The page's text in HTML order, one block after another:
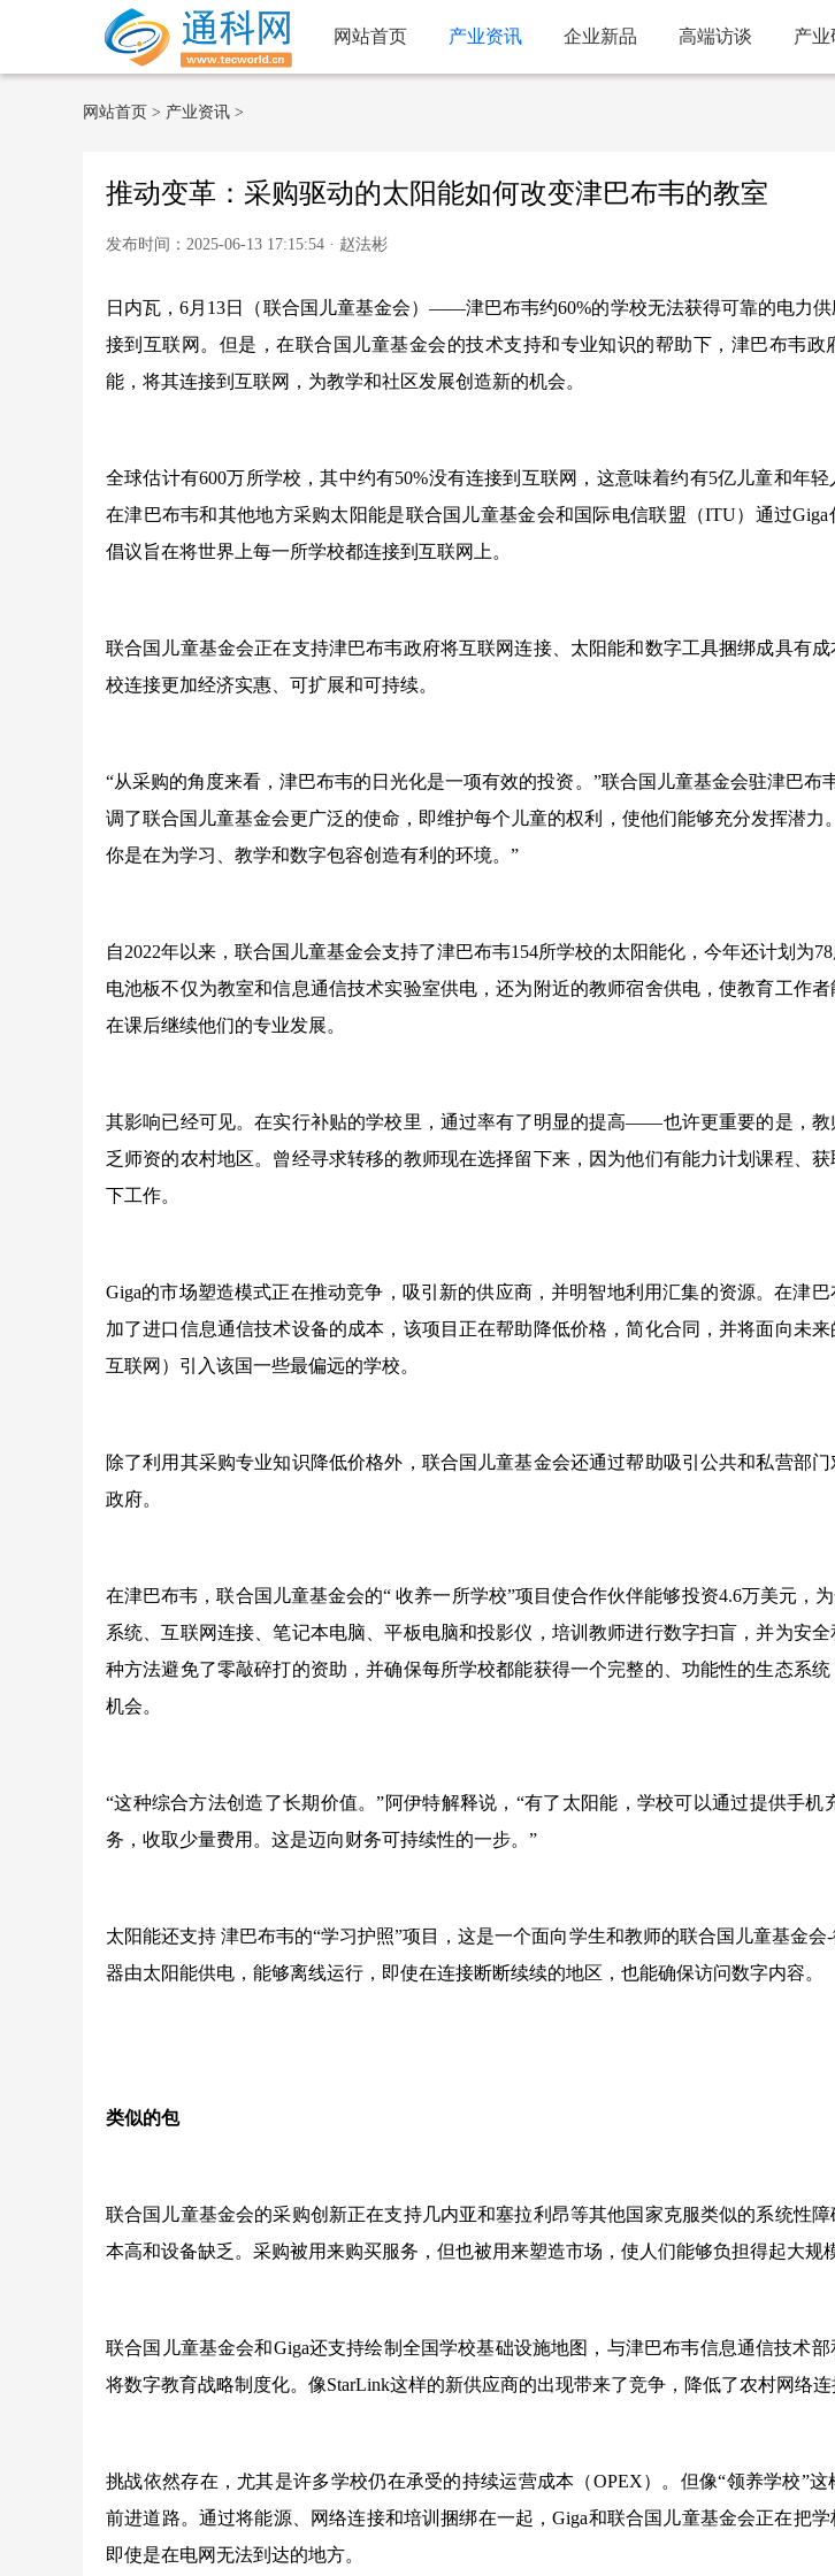
网站首页 产业资讯 企业新品 高端访谈 产业
网站首页 > 产业资讯 >
推动变革：采购驱动的太阳能如何改变津巴布韦的教室
发布时间：2025-06-13 17:15:54 · 赵法彬
日内瓦，6月13日（联合国儿童基金会）——津巴布韦约60%的学校无法获得可靠的电力
接到互联网。但是，在联合国儿童基金会的技术支持和专业知识的帮助下，津巴布韦政
能，将其连接到互联网，为教学和社区发展创造新的机会。
全球估计有600万所学校，其中约有50%没有连接到互联网，这意味着约有5亿儿童和年轻
在津巴布韦和其他地方采购太阳能是联合国儿童基金会和国际电信联盟（ITU）通过
倡议旨在将世界上每一所学校都连接到互联网上。
联合国儿童基金会正在支持津巴布韦政府将互联网连接、太阳能和数字工具捆绑成具有
校连接更加经济实惠、可扩展和可持续。
“从采购的角度来看，津巴布韦的日光化是一项有效的投资。”联合国儿童基金会驻津巴布
调了联合国儿童基金会更广泛的使命，即维护每个儿童的权利，使他们能够充分发挥潜力
你是在为学习、教学和数字包容创造有利的环境。”
自2022年以来，联合国儿童基金会支持了津巴布韦154所学校的太阳能化，今年还计划为
电池板不仅为教室和信息通信技术实验室供电，还为附近的教师宿舍供电，使教育工作
在课后继续他们的专业发展。
其影响已经可见。在实行补贴的学校里，通过率有了明显的提高——也许更重要的是，
乏师资的农村地区。曾经寻求转移的教师现在选择留下来，因为他们有能力计划课程、
下工作。
Giga的市场塑造模式正在推动竞争，吸引新的供应商，并明智地利用汇集的资源。在津
加了进口信息通信技术设备的成本，该项目正在帮助降低价格，简化合同，并将面向未
互联网）引入该国一些最偏远的学校。
除了利用其采购专业知识降低价格外，联合国儿童基金会还通过帮助吸引公共和私营部
政府。
在津巴布韦，联合国儿童基金会的“ 收养一所学校”项目使合作伙伴能够投资4.6万美元，
系统、互联网连接、笔记本电脑、平板电脑和投影仪，培训教师进行数字扫盲，并为安
种方法避免了零敲碎打的资助，并确保每所学校都能获得一个完整的、功能性的生态系
机会。
“这种综合方法创造了长期价值。”阿伊特解释说，“有了太阳能，学校可以通过提供手机
务，收取少量费用。这是迈向财务可持续性的一步。”
太阳能还支持 津巴布韦的“学习护照”项目，这是一个面向学生和教师的联合国儿童基金
器由太阳能供电，能够离线运行，即使在连接断断续续的地区，也能确保访问数字内容。
类似的包
联合国儿童基金会的采购创新正在支持几内亚和塞拉利昂等其他国家克服类似的系统性
本高和设备缺乏。采购被用来购买服务，但也被用来塑造市场，使人们能够负担得起大规
联合国儿童基金会和Giga还支持绘制全国学校基础设施地图，与津巴布韦信息通信技术
将数字教育战略制度化。像StarLink这样的新供应商的出现带来了竞争，降低了农村网络连
挑战依然存在，尤其是许多学校仍在承受的持续运营成本（OPEX）。但像“领养学校”
前进道路。通过将能源、网络连接和培训捆绑在一起，Giga和联合国儿童基金会正在把
即使是在电网无法到达的地方。